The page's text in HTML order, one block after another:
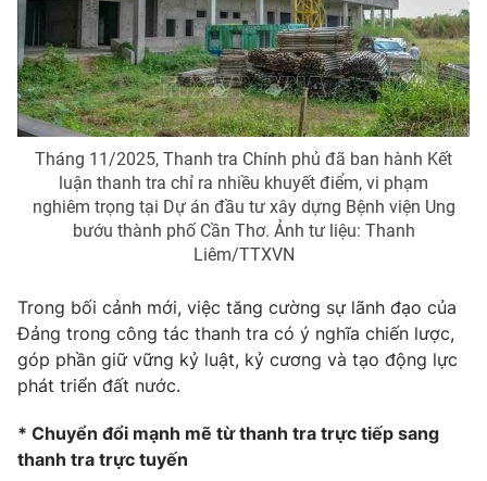
Hậu trường
Nhân vật
Khán giả
Giải sao mai
Điện ảnh
Âm nhạc
Sao
Đời sống
Du lịch
Làm đẹp
Chất lượng cuộc sống
Giáo dục
Tuyển sinh
Học trực tuyến
Công nghệ
Hitech Công nghệ tương lai
Thị trường
Tư vấn
Giao lưu trực tuyến
Lịch phát sóng
Chuyên mục khác
Emagazine Podcast
Tháng 11/2025, Thanh tra Chính phủ đã ban hành Kết
luận thanh tra chỉ ra nhiều khuyết điểm, vi phạm
nghiêm trọng tại Dự án đầu tư xây dựng Bệnh viện Ung
bướu thành phố Cần Thơ. Ảnh tư liệu: Thanh
Liêm/TTXVN
Trong bối cảnh mới, việc tăng cường sự lãnh đạo của
Đảng trong công tác thanh tra có ý nghĩa chiến lược,
góp phần giữ vững kỷ luật, kỷ cương và tạo động lực
phát triển đất nước.
* Chuyển đổi mạnh mẽ từ thanh tra trực tiếp sang
thanh tra trực tuyến